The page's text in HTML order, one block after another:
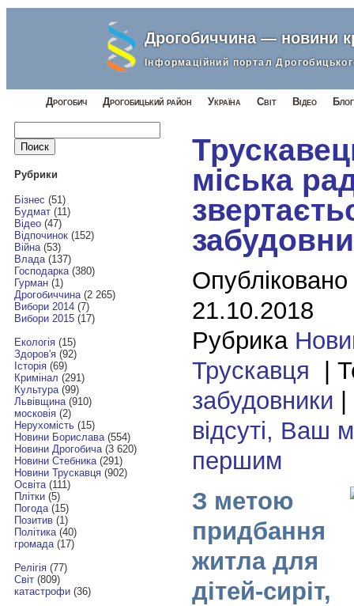
Дрогобиччина — новини
Інформаційний портал
Дрогобич Дрогобицький район Україна Світ Відео
Найти:
Рубрики
Бізнес (51)
Будмат(11)
Відео(47)
Відпочинок(152)
Війна(53)
Влада(137)
Господарка(380)
Гурман(1)
Дрогобиччина(2 265)
Вибори 2014(7)
Вибори 2015(17)
Екологія(15)
Здоров'я(92)
Історія(69)
Кримінал (291)
Культура(99)
Львівщина(910)
московія(2)
Нерухомість(15)
Новини Борислава(554)
Новини Дрогобича(3 620)
Новини Стебника(291)
Новини Трускавця(902)
Освіта(111)
Плітки(5)
Погода(15)
Позитив(1)
Політика(40)
громада(17)
Релігія(77)
Світ(809)
катастрофи(36)
міська
21.10.2018
Рубрика
Трускавця |
забудовники |
відсуті, Ваш
першим
З метою
придбання
житла для
дітей-сиріт,